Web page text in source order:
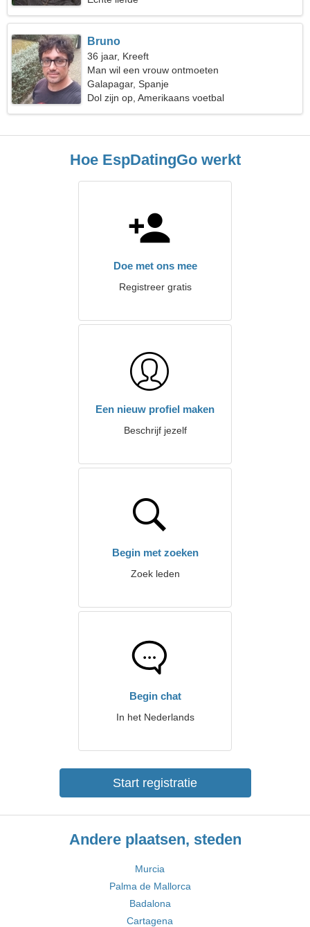
Bruno
36 jaar, Kreeft
Man wil een vrouw ontmoeten
Galapagar, Spanje
Dol zijn op, Amerikaans voetbal
Hoe EspDatingGo werkt
Doe met ons mee
Registreer gratis
Een nieuw profiel maken
Beschrijf jezelf
Begin met zoeken
Zoek leden
Begin chat
In het Nederlands
Start registratie
Andere plaatsen, steden
Murcia
Palma de Mallorca
Badalona
Cartagena